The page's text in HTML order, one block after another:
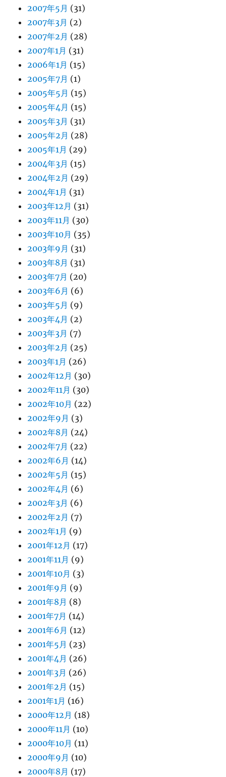
2007年5月 (31)
2007年3月 (2)
2007年2月 (28)
2007年1月 (31)
2006年1月 (15)
2005年7月 (1)
2005年5月 (15)
2005年4月 (15)
2005年3月 (31)
2005年2月 (28)
2005年1月 (29)
2004年3月 (15)
2004年2月 (29)
2004年1月 (31)
2003年12月 (31)
2003年11月 (30)
2003年10月 (35)
2003年9月 (31)
2003年8月 (31)
2003年7月 (20)
2003年6月 (6)
2003年5月 (9)
2003年4月 (2)
2003年3月 (7)
2003年2月 (25)
2003年1月 (26)
2002年12月 (30)
2002年11月 (30)
2002年10月 (22)
2002年9月 (3)
2002年8月 (24)
2002年7月 (22)
2002年6月 (14)
2002年5月 (15)
2002年4月 (6)
2002年3月 (6)
2002年2月 (7)
2002年1月 (9)
2001年12月 (17)
2001年11月 (9)
2001年10月 (3)
2001年9月 (9)
2001年8月 (8)
2001年7月 (14)
2001年6月 (12)
2001年5月 (23)
2001年4月 (26)
2001年3月 (26)
2001年2月 (15)
2001年1月 (16)
2000年12月 (18)
2000年11月 (10)
2000年10月 (11)
2000年9月 (10)
2000年8月 (17)